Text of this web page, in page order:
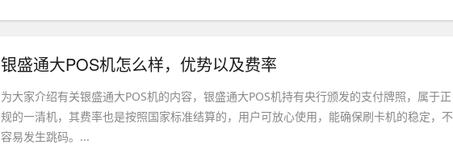
银盛通大POS机怎么样，优势以及费率
为大家介绍有关银盛通大POS机的内容，银盛通大POS机持有央行颁发的支付牌照，属于正
规的一清机，其费率也是按照国家标准结算的，用户可放心使用，能确保刷卡机的稳定，不
容易发生跳码。...